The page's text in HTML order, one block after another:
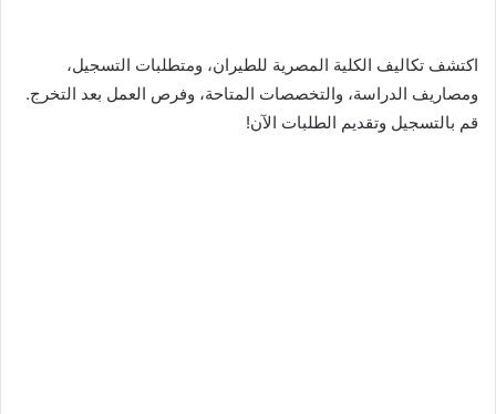
اكتشف تكاليف الكلية المصرية للطيران، ومتطلبات التسجيل،
ومصاريف الدراسة، والتخصصات المتاحة، وفرص العمل بعد التخرج.
قم بالتسجيل وتقديم الطلبات الآن!